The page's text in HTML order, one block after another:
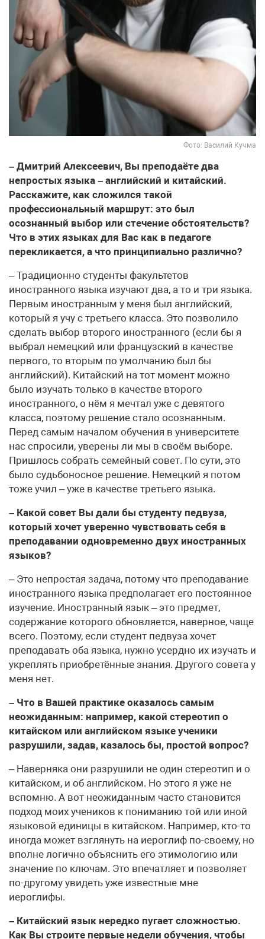
Фото: Василий Кучма
– Дмитрий Алексеевич, Вы преподаёте два
непростых языка – английский и китайский.
Расскажите, как сложился такой
профессиональный маршрут: это был
осознанный выбор или стечение обстоятельств?
Что в этих языках для Вас как в педагоге
перекликается, а что принципиально различно?
– Традиционно студенты факультетов
иностранного языка изучают два, а то и три языка.
Первым иностранным у меня был английский,
который я учу с третьего класса. Это позволило
сделать выбор второго иностранного (если бы я
выбрал немецкий или французский в качестве
первого, то вторым по умолчанию был бы
английский). Китайский на тот момент можно
было изучать только в качестве второго
иностранного, о нём я мечтал уже с девятого
класса, поэтому решение стало осознанным.
Перед самым началом обучения в университете
нас спросили, уверены ли мы в своём выборе.
Пришлось собрать семейный совет. По сути, это
было судьбоносное решение. Немецкий я потом
тоже учил – уже в качестве третьего языка.
– Какой совет Вы дали бы студенту педвуза,
который хочет уверенно чувствовать себя в
преподавании одновременно двух иностранных
языков?
– Это непростая задача, потому что преподавание
иностранного языка предполагает его постоянное
изучение. Иностранный язык – это предмет,
содержание которого обновляется, наверное, чаще
всего. Поэтому, если студент педвуза хочет
преподавать оба языка, нужно усердно их изучать и
укреплять приобретённые знания. Другого совета у
меня нет.
– Что в Вашей практике оказалось самым
неожиданным: например, какой стереотип о
китайском или английском языке ученики
разрушили, задав, казалось бы, простой вопрос?
– Наверняка они разрушили не один стереотип и о
китайском, и об английском. Но этого я уже не
вспомню. А вот неожиданным часто становится
подход моих учеников к пониманию той или иной
языковой единицы в китайском. Например, кто-то
иногда может взглянуть на иероглиф по-своему, но
вполне логично объяснить его этимологию или
значение по ключам. Это впечатляет и позволяет
по-другому увидеть уже известные мне
иероглифы.
– Китайский язык нередко пугает сложностью.
Как Вы строите первые недели обучения, чтобы